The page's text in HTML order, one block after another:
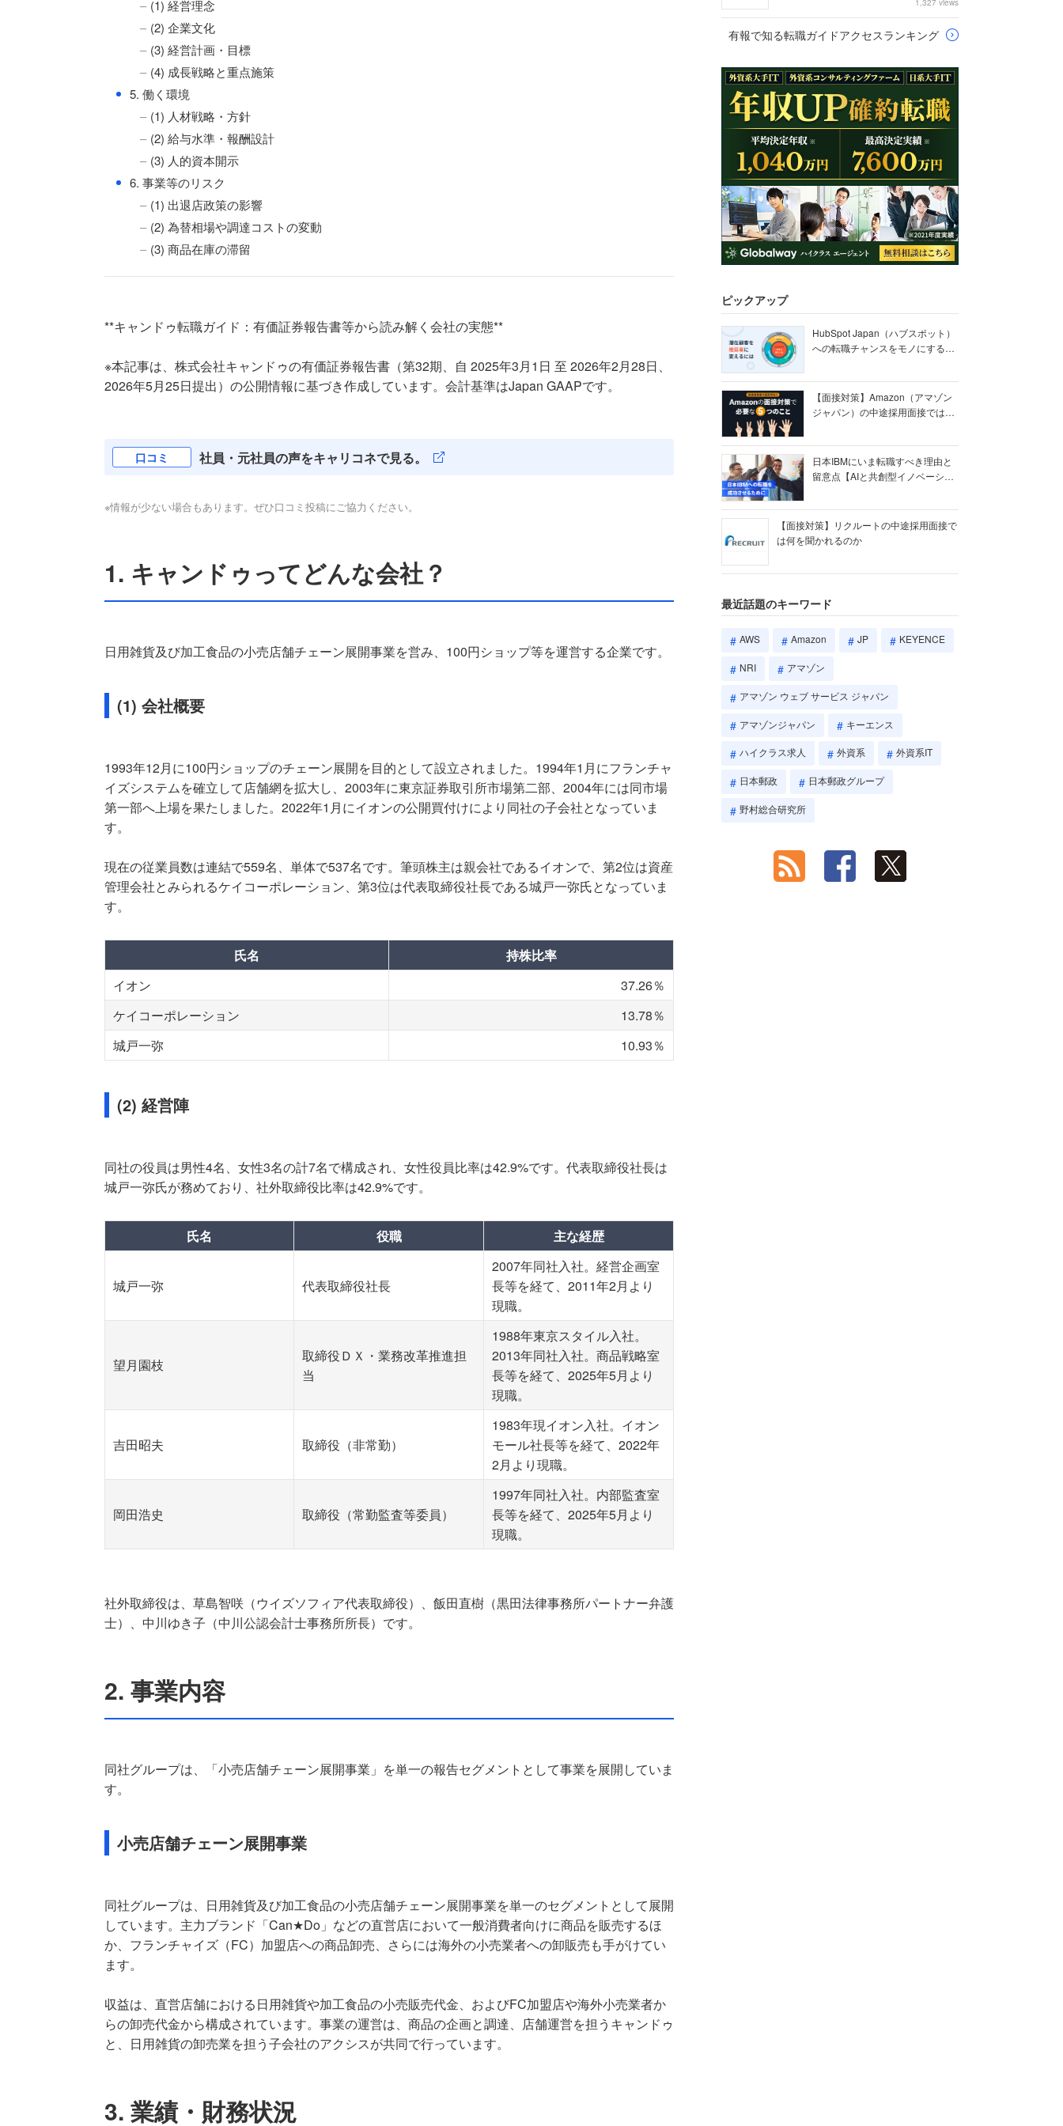
(1) 経営理念
(2) 企業文化
(3) 経営計画・目標
(4) 成長戦略と重点施策
● 5. 働く環境
(1) 人材戦略・方針
(2) 給与水準・報酬設計
(3) 人的資本開示
● 6. 事業等のリスク
(1) 出退店政策の影響
(2) 為替相場や調達コストの変動
(3) 商品在庫の滞留
**キャンドゥ転職ガイド：有価証券報告書等から読み解く会社の実態**
※本記事は、株式会社キャンドゥの有価証券報告書（第32期、自 2025年3月1日 至 2026年2月28日、
2026年5月25日提出）の公開情報に基づき作成しています。会計基準はJapan GAAPです。
口コミ 社員・元社員の声をキャリコネで見る。
※情報が少ない場合もあります。ぜひ口コミ投稿にご協力ください。
1. キャンドゥってどんな会社？
日用雑貨及び加工食品の小売店舗チェーン展開事業を営み、100円ショップ等を運営する企業です。
(1) 会社概要
1993年12月に100円ショップのチェーン展開を目的として設立されました。1994年1月にフランチャ
イズシステムを確立して店舗網を拡大し、2003年に東京証券取引所市場第二部、2004年には同市場
第一部へ上場を果たしました。2022年1月にイオンの公開買付けにより同社の子会社となっていま
す。
現在の従業員数は連結で559名、単体で537名です。筆頭株主は親会社であるイオンで、第2位は資産
管理会社とみられるケイコーポレーション、第3位は代表取締役社長である城戸一弥氏となっていま
す。
氏名
持株比率
イオン
37.26％
ケイコーポレーション
13.78％
城戸一弥
10.93％
(2) 経営陣
同社の役員は男性4名、女性3名の計7名で構成され、女性役員比率は42.9%です。代表取締役社長は
城戸一弥氏が務めており、社外取締役比率は42.9%です。
氏名 役職 主な経歴
城戸一弥 代表取締役社長
2007年同社入社。経営企画室
長等を経て、2011年2月より
現職。
望月園枝
取締役ＤＸ・業務改革推進担
当
1988年東京スタイル入社。
2013年同社入社。商品戦略室
長等を経て、2025年5月より
現職。
吉田昭夫 取締役（非常勤）
1983年現イオン入社。イオン
モール社長等を経て、2022年
2月より現職。
岡田浩史 取締役（常勤監査等委員）
1997年同社入社。内部監査室
長等を経て、2025年5月より
現職。
社外取締役は、草島智咲（ウイズソフィア代表取締役）、飯田直樹（黒田法律事務所パートナー弁護
士）、中川ゆき子（中川公認会計士事務所所長）です。
2. 事業内容
同社グループは、「小売店舗チェーン展開事業」を単一の報告セグメントとして事業を展開していま
す。
小売店舗チェーン展開事業
同社グループは、日用雑貨及び加工食品の小売店舗チェーン展開事業を単一のセグメントとして展開
しています。主力ブランド「Can★Do」などの直営店において一般消費者向けに商品を販売するほ
か、フランチャイズ（FC）加盟店への商品卸売、さらには海外の小売業者への卸販売も手がけてい
ます。
収益は、直営店舗における日用雑貨や加工食品の小売販売代金、およびFC加盟店や海外小売業者か
らの卸売代金から構成されています。事業の運営は、商品の企画と調達、店舗運営を担うキャンドゥ
と、日用雑貨の卸売業を担う子会社のアクシスが共同で行っています。
3. 業績・財務状況
1,327 views
有報で知る転職ガイドアクセスランキング
ピックアップ
HubSpot Japan（ハブスポット）
への転職チャンスをモノにする
【面接対策】Amazon（アマゾン
ジャパン）の中途採用面接では何
日本IBMにいま転職すべき理由と
留意点【AIと共創型イノベーショ
【面接対策】リクルートの中途採用面接で
は何を聞かれるのか
最近話題のキーワード
AWS Amazon JP KEYENCE
NRI アマゾン
アマゾン ウェブ サービス ジャパン
アマゾンジャパン キーエンス
ハイクラス求人 外資系 外資系IT
日本郵政 日本郵政グループ
野村総合研究所